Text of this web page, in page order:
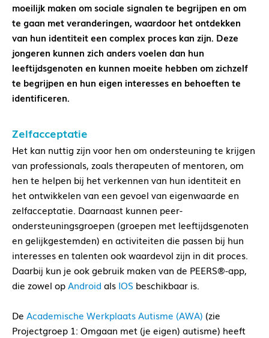
moeilijk maken om sociale signalen te begrijpen en om
te gaan met veranderingen, waardoor het ontdekken
van hun identiteit een complex proces kan zijn. Deze
jongeren kunnen zich anders voelen dan hun
leeftijdsgenoten en kunnen moeite hebben om zichzelf
te begrijpen en hun eigen interesses en behoeften te
identificeren.
Zelfacceptatie
Het kan nuttig zijn voor hen om ondersteuning te krijgen
van professionals, zoals therapeuten of mentoren, om
hen te helpen bij het verkennen van hun identiteit en
het ontwikkelen van een gevoel van eigenwaarde en
zelfacceptatie. Daarnaast kunnen peer-
ondersteuningsgroepen (groepen met leeftijdsgenoten
en gelijkgestemden) en activiteiten die passen bij hun
interesses en talenten ook waardevol zijn in dit proces.
Daarbij kun je ook gebruik maken van de PEERS®-app,
die zowel opAndroid als IOS beschikbaar is.
De Academische Werkplaats Autisme (AWA) (zie
Projectgroep 1: Omgaan met (je eigen) autisme) heeft